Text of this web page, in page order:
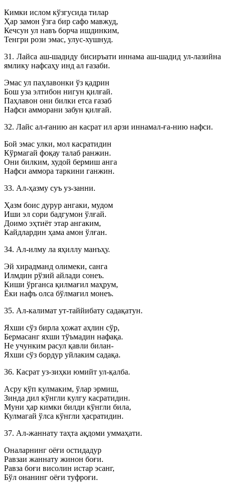
Кимки ислом кўзгусида тилар
Ҳар замон ўзга бир сафо мавжуд,
Кечсун ул навъ борча ишдинким,
Тенгри рози эмас, улус-хушнуд.
31. Лайса аш-шадиду бисиръати иннама аш-шадид ул-лазийна
ямлику нафсаҳу инд ал ғазаби.
Эмас ул паҳлавонки ўз қадрин
Бош уза элтибон нигун қилғай.
Паҳлавон они билки етса ғазаб
Нафси амморани забун қилғай.
32. Лайс ал-ғанию ан касрат ил арзи иннамал-ға-нию нафси.
Бой эмас улки, мол касратидин
Кўрмагай фоқау талаб ранжин.
Они билким, худой бермиш анга
Нафси аммора таркини ганжин.
33. Ал-ҳазму суъ уз-занни.
Ҳазм боис дурур ангаки, мудом
Иши эл сори бадгумон ўлғай.
Доимо эҳтиёт этар ангаким,
Кайдлардин ҳама амон ўлған.
34. Ал-илму ла яҳиллу манъҳу.
Эй хирадманд олимеки, санга
Илмдин рўзий айлади сонеъ.
Киши ўрганса қилмағил маҳрум,
Ёки нафъ олса бўлмағил монеъ.
35. Ал-калимат ут-таййибату садақатун.
Яхши сўз бирла ҳожат аҳлин сўр,
Бермасанг яхши тўъмадин нафақа.
Не учунким расул қавли билан-
Яхши сўз бордур уйлаким садақа.
36. Касрат уз-зиҳки юмийт ул-қалба.
Асру кўп кулмаким, ўлар эрмиш,
Зинда дил кўнгли кулгу касратидин.
Муни ҳар кимки билди кўнгли била,
Кулмагай ўлса кўнгли ҳасратидин.
37. Ал-жаннату таҳта ақдоми уммаҳати.
Оналарнинг оёғи остидадур
Равзаи жаннату жинон боғи.
Равза боғи висолин истар эсанг,
Бўл онанинг оёғи туфроғи.